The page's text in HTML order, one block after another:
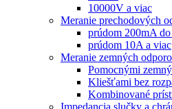
10000V a viac
Meranie prechodových
prúdom 200mA
prúdom 10A a viac
Meranie zemných
Pomocnými
Kliešťami bez
Kombinované
Impedancia slučky a